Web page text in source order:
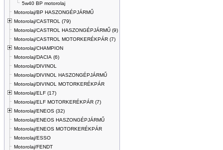
5w40 BP motorolaj
Motorolaj/BP HASZONGÉPJÁRMŰ
Motorolaj/CASTROL (79)
Motorolaj/CASTROL HASZONGÉPJÁRMŰ (9)
Motorolaj/CASTROL MOTORKERÉKPÁR (7)
Motorolaj/CHAMPION
Motorolaj/DACIA (6)
Motorolaj/DIVINOL
Motorolaj/DIVINOL HASZONGÉPJÁRMŰ
Motorolaj/DIVINOL MOTORKERÉKPÁR
Motorolaj/ELF (17)
Motorolaj/ELF MOTORKERÉKPÁR (7)
Motorolaj/ENEOS (32)
Motorolaj/ENEOS HASZONGÉPJÁRMŰ
Motorolaj/ENEOS MOTORKERÉKPÁR
Motorolaj/ESSO
Motorolaj/FENDT